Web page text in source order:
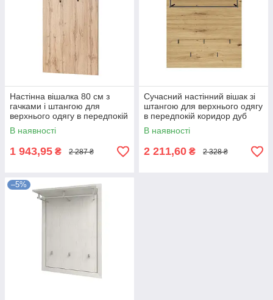
Настінна вішалка 80 см з
гачками і штангою для
верхнього одягу в передпокій
коридор ДСП Мортіз Мебель
Сервіс
В наявності
1 943,95 ₴ 2 287 ₴
Сучасний настінний вішак зі
штангою для верхнього одягу
в передпокій коридор дуб
артизан Фокус Сокме
В наявності
2 211,60 ₴ 2 328 ₴
–5%